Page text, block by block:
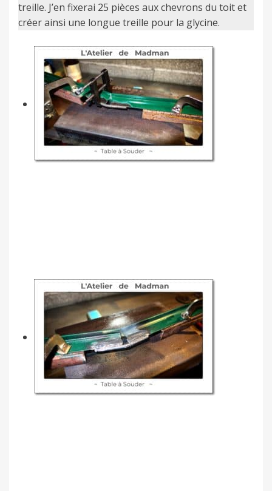
treille. J’en fixerai 25 pièces aux chevrons du toit et
créer ainsi une longue treille pour la glycine.